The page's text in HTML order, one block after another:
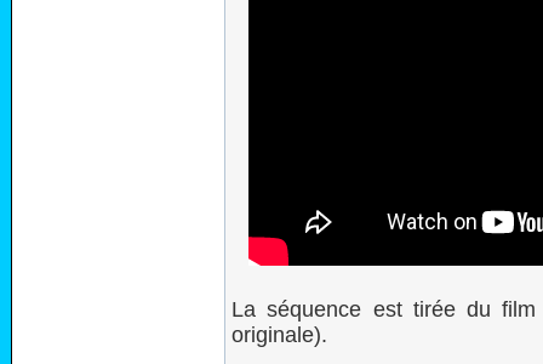
La séquence est tirée du
originale).